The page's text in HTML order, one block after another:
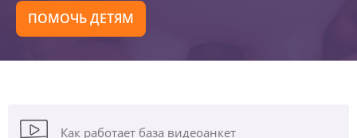
ПОМОЧЬ ДЕТЯМ
Как работает база видеоанкет